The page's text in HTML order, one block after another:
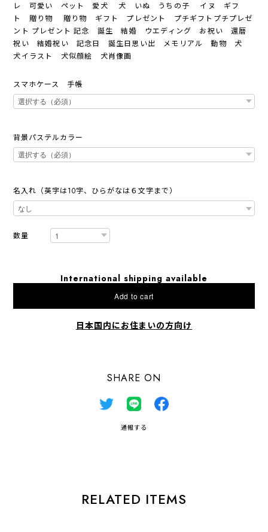
レ 可愛い ペット 愛犬 犬 いぬ うちの子 イヌ ギフ
ト 贈り物 贈り物 ギフト プレゼント プチギフトプチプレゼ
ント プレゼント 記念 誕生 結婚 ウエディング お祝い 還暦
祝い 結婚祝い 記念日 誕生日思い出 メモリアル 動物 犬
犬イラスト 犬似顔絵 犬肖像画
スマホケース 手帳
背景パステルカラー
名入れ（英字は10字、ひらがなは６文字まで）
数量
International shipping available
Add to cart
日本国内にお住まいの方向け
SHARE ON
通報する
RELATED ITEMS